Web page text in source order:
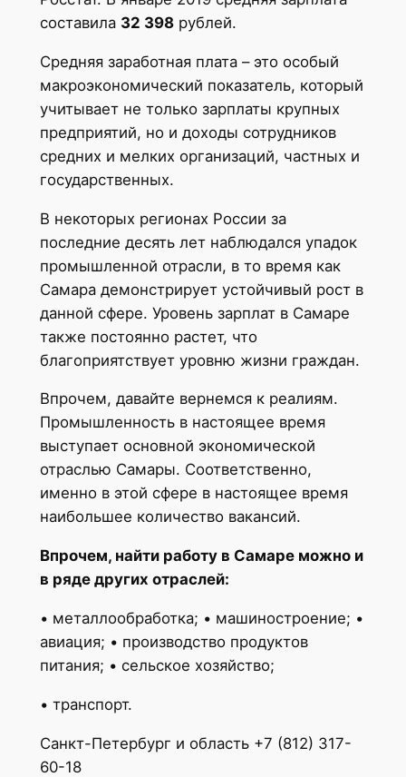
составила 32 398рублей.
Средняя заработная плата – это особый
макроэкономический показатель, который
учитывает не только зарплаты крупных
предприятий, но и доходы сотрудников
средних и мелких организаций, частных и
государственных.
В некоторых регионах России за
последние десять лет наблюдался упадок
промышленной отрасли, в то время как
Самара демонстрирует устойчивый рост в
данной сфере. Уровень зарплат в Самаре
также постоянно растет, что
благоприятствует уровню жизни граждан.
Впрочем, давайте вернемся к реалиям.
Промышленность в настоящее время
выступает основной экономической
отраслью Самары. Соответственно,
именно в этой сфере в настоящее время
наибольшее количество вакансий.
Впрочем, найти работу в Самаре можно и
в ряде других отраслей:
• металлообработка; • машиностроение; •
авиация; • производство продуктов
питания; • сельское хозяйство;
• транспорт.
Санкт-Петербург и область +7 (812) 317-
60-18